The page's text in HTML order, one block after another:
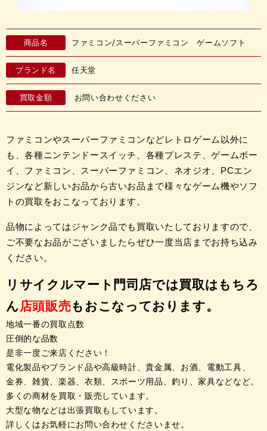
商品名 ファミコン/スーパーファミコン ゲームソフト
ブランド名 任天堂
買取金額 お問い合わせください
ファミコンやスーパーファミコンなどレトロゲーム以外に
も、各種ニンテンドースイッチ、各種プレステ、ゲームボー
イ、ファミコン、スーパーファミコン、ネオジオ、PCエン
ジンなど新しいお品から古いお品まで様々なゲーム機やソフ
トの買取をおこなっております。
品物によってはジャンク品でも買取いたしておりますので、
ご不要なお品がございましたらぜひ一度当店までお持ち込み
ください。
リサイクルマート門司店では買取はもちろ
ん店頭販売もおこなっております。
地域一番の買取点数
圧倒的な品数
是非一度ご来店ください！
電化製品やブランド品や高級時計、貴金属、お酒、電動工具、
金券、雑貨、楽器、衣類、スポーツ用品、釣り、家具などなど。
多くの商材を買取・販売しています。
大型な物などは出張買取もしています。
詳しくはお気軽にお問い合わせくださいませ。